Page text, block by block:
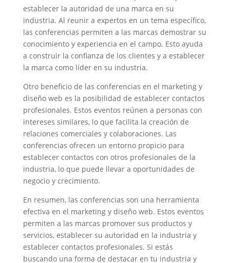
establecer la autoridad de una marca en su
industria. Al reunir a expertos en un tema específico,
las conferencias permiten a las marcas demostrar su
conocimiento y experiencia en el campo. Esto ayuda
a construir la confianza de los clientes y a establecer
la marca como líder en su industria.
Otro beneficio de las conferencias en el marketing y
diseño web es la posibilidad de establecer contactos
profesionales. Estos eventos reúnen a personas con
intereses similares, lo que facilita la creación de
relaciones comerciales y colaboraciones. Las
conferencias ofrecen un entorno propicio para
establecer contactos con otros profesionales de la
industria, lo que puede llevar a oportunidades de
negocio y crecimiento.
En resumen, las conferencias son una herramienta
efectiva en el marketing y diseño web. Estos eventos
permiten a las marcas promover sus productos y
servicios, establecer su autoridad en la industria y
establecer contactos profesionales. Si estás
buscando una forma de destacar en tu industria y